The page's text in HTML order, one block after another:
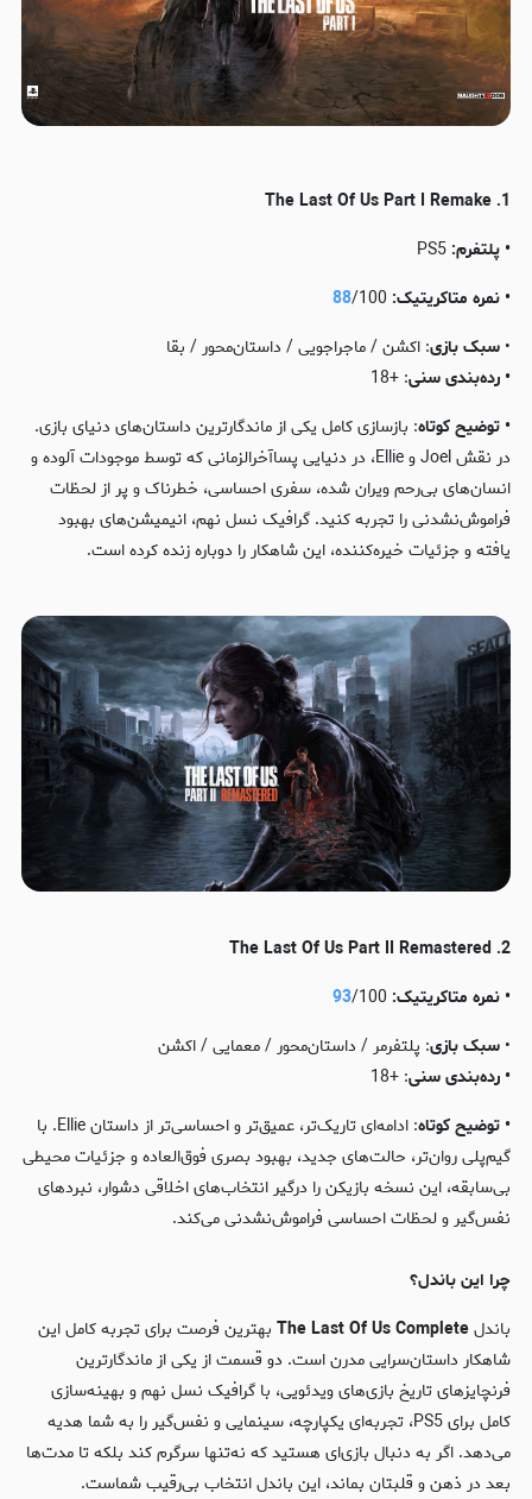
1. The Last Of Us Part I Remake
• پلتفرم:
• نمره متاکریتیک:
88/100
• سبک بازی: اکشن / ماجراجویی / داستان‌محور / بقا
• رده‌بندیسنی: +18
• توضیح کوتاه: بازسازی کامل یکی از ماندگارترین داستان‌های دنیای بازی.
در نقش Joel و Ellie، در دنیایی پسا‌آخرالزمانی که توسط موجودات آلوده و
انسان‌های بی‌رحم ویران شده، سفری احساسی، خطرناک و پر از لحظات
فراموش‌نشدنی را تجربه کنید. گرافیک نسل نهم، انیمیشن‌های بهبود
یافته و جزئیات خیره‌کننده، این شاهکار را دوباره زنده کرده است.
2. The Last Of Us Part II Remastered
• نمره متاکریتیک:
93/100
• سبک بازی: پلتفرمر / داستان‌محور / معمایی / اکشن
• رده‌بندیسنی: +18
• توضیح کوتاه
: ادامه‌ای تاریک‌تر، عمیق‌تر و احساسی‌تر از داستان Ellie. با
گیم‌پلی روان‌تر، حالت‌های جدید، بهبود بصری فوق‌العاده و جزئیات محیطی
بی‌سابقه، این نسخه بازیکن را درگیر انتخاب‌های اخلاقی دشوار، نبردهای
نفس‌گیر و لحظات احساسی فراموش‌نشدنی می‌کند.
چرا این باندل؟
باندلThe Last Of Us Completeبهترین فرصت برای تجربه کامل این
شاهکار داستان‌سرایی مدرن است. دو قسمت از یکی از ماندگارترین
فرنچایزهای تاریخ بازی‌های ویدئویی، با گرافیک نسل نهم و بهینه‌سازی
کامل برای PS5، تجربه‌ای یکپارچه، سینمایی و نفس‌گیر را به شما هدیه
می‌دهد. اگر به دنبال بازی‌ای هستید که نه‌تنها سرگرم کند بلکه تا مدت‌ها
بعد در ذهن و قلبتان بماند، این باندل انتخاب بی‌رقیب شماست.